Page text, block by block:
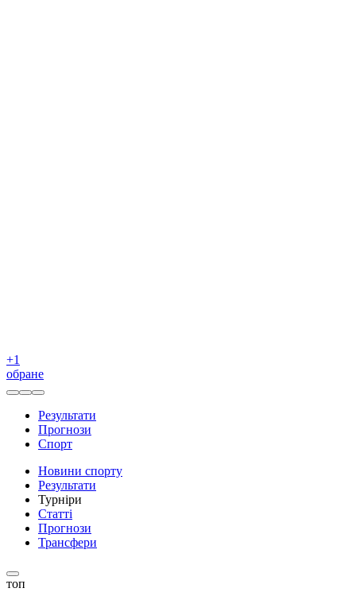
+1
обране
Результати
Прогнози
Спорт
Новини спорту
Результати
Турніри
Статті
Прогнози
Трансфери
топ